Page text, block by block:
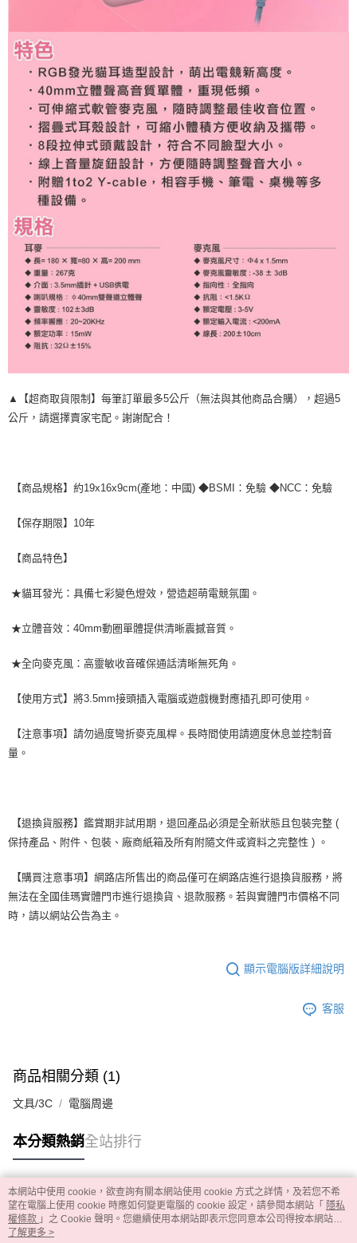
▲【超商取貨限制】每筆訂單最多5公斤（無法與其他商品合購），超過5
公斤，請選擇賣家宅配。謝謝配合！
【商品規格】約19x16x9cm(產地：中國) ◆BSMI：免驗 ◆NCC：免驗
【保存期限】10年
【商品特色】
★貓耳發光：具備七彩變色燈效，營造超萌電競氛圍。
★立體音效：40mm動圈單體提供清晰震撼音質。
★全向麥克風：高靈敏收音確保通話清晰無死角。
【使用方式】將3.5mm接頭插入電腦或遊戲機對應插孔即可使用。
【注意事項】請勿過度彎折麥克風桿。長時間使用請適度休息並控制音
量。
【退換貨服務】鑑賞期非試用期，退回產品必須是全新狀態且包裝完整 (
保持產品、附件、包裝、廠商紙箱及所有附隨文件或資料之完整性 ) 。
【購買注意事項】網路店所售出的商品僅可在網路店進行退換貨服務，將
無法在全國佳瑪實體門市進行退換貨、退款服務。若與實體門市價格不同
時，請以網站公告為主。
顯示電腦版詳細說明
客服
商品相關分類 (1)
文具/3C 電腦周邊
本分類熱銷全站排行
熱門標籤
本網站中使用 cookie，欲查詢有關本網站使用 cookie 方式之詳情，及若您不希
望在電腦上使用 cookie 時應如何變更電腦的 cookie 設定，請參閱本網站「 隱私
權條款 」之 Cookie 聲明。您繼續使用本網站即表示您同意本公司得按本網站使
用條款之 Cookie 聲明使用 cookie。
了解更多 >